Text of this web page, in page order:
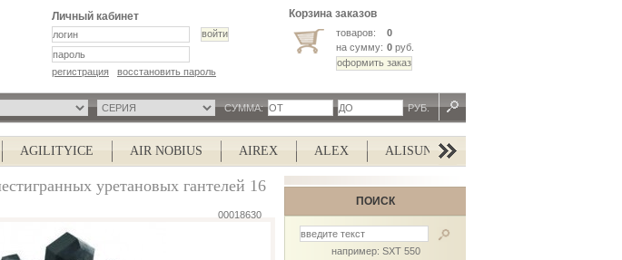
Личный кабинет
регистрация восстановить пароль
Корзина заказов
товаров:
0
на сумму: 0 руб.
СУММА:
РУБ.
AGILITYICE AIR NOBIUS AIREX ALEX ALISUN
00018630
уретановых гантелей 16
ПОИСК
например: SXT 550